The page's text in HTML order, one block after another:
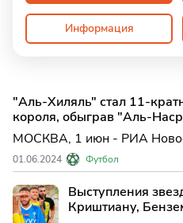
Информация
"Аль-Хиляль" стал 11-
короля, обыграв "Аль-
МОСКВА, 1 июн - РИА
пенальти одержал победу
Кубка короля Саудовской
Основное время встречи,
Джидд...
01.06.2024 Футбол
Выступления
Криштиану,